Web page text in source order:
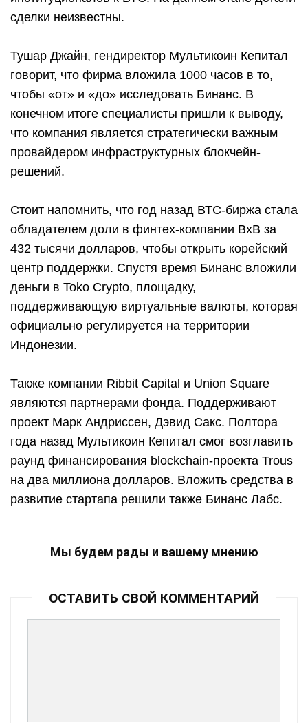
сделки неизвестны.
Тушар Джайн, гендиректор Мультикоин Кепитал
говорит, что фирма вложила 1000 часов в то,
чтобы «от» и «до» исследовать Бинанс. В
конечном итоге специалисты пришли к выводу,
что компания является стратегически важным
провайдером инфраструктурных блокчейн-
решений.
Стоит напомнить, что год назад ВТС-биржа стала
обладателем доли в финтех-компании ВхВ за
432 тысячи долларов, чтобы открыть корейский
центр поддержки. Спустя время Бинанс вложили
деньги в Toko Crypto, площадку,
поддерживающую виртуальные валюты, которая
официально регулируется на территории
Индонезии.
Также компании Ribbit Capital и Union Square
являются партнерами фонда. Поддерживают
проект Марк Андриссен, Дэвид Сакс. Полтора
года назад Мультикоин Кепитал смог возглавить
раунд финансирования blockchain-проекта Trous
на два миллиона долларов. Вложить средства в
развитие стартапа решили также Бинанс Лабс.
Мы будем рады и вашему мнению
ОСТАВИТЬ СВОЙ КОММЕНТАРИЙ